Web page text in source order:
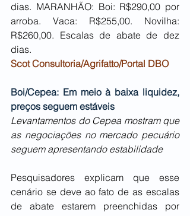
dias. MARANHÃO: Boi: R$290,00 por
arroba. Vaca: R$255,00. Novilha:
R$260,00. Escalas de abate de dez
dias.
Scot Consultoria/Agrifatto/Portal DBO
Boi/Cepea: Em meio à baixa liquidez,
preços seguem estáveis
Levantamentos do Cepea mostram que
as negociações no mercado pecuário
seguem apresentando estabilidade
Pesquisadores explicam que esse
cenário se deve ao fato de as escalas
de abate estarem preenchidas por